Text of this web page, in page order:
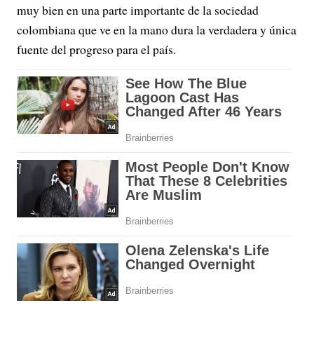
muy bien en una parte importante de la sociedad
colombiana que ve en la mano dura la verdadera y única
fuente del progreso para el país.